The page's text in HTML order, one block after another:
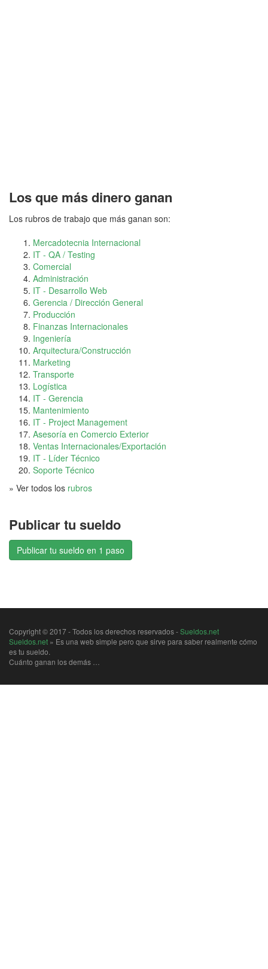
Los que más dinero ganan
Los rubros de trabajo que más ganan son:
Mercadotecnia Internacional
IT - QA / Testing
Comercial
Administración
IT - Desarrollo Web
Gerencia / Dirección General
Producción
Finanzas Internacionales
Ingeniería
Arquitectura/Construcción
Marketing
Transporte
Logística
IT - Gerencia
Mantenimiento
IT - Project Management
Asesoría en Comercio Exterior
Ventas Internacionales/Exportación
IT - Líder Técnico
Soporte Técnico
» Ver todos los rubros
Publicar tu sueldo
Publicar tu sueldo en 1 paso
Copyright © 2017 - Todos los derechos reservados -Sueldos.net
Sueldos.net » Es una web simple pero que sirve para saber realmente cómo
es tu sueldo.
Cuánto ganan los demás …